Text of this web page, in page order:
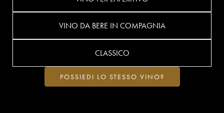
VINO DA BERE IN COMPAGNIA
CLASSICO
POSSIEDI LO STESSO VINO?